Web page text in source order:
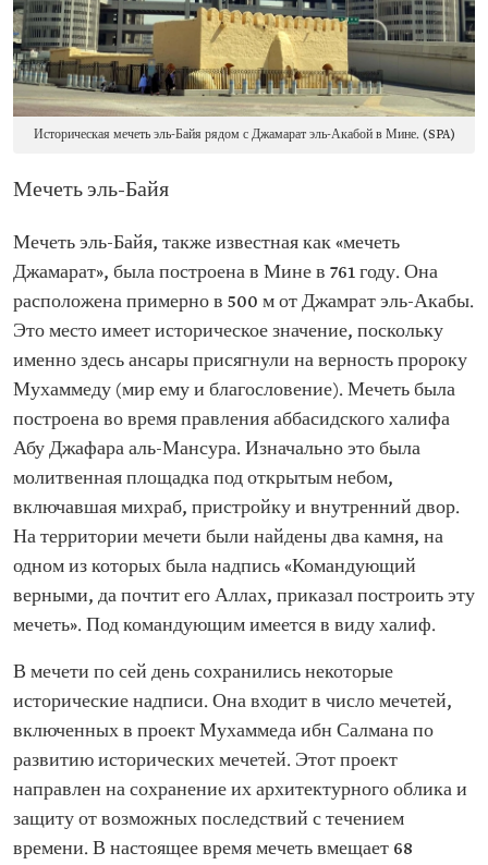
Историческая мечеть эль-Байя рядом с Джамарат эль-Акабой в Мине. (SPA)
Мечеть эль-Байя
Мечеть эль-Байя, также известная как «мечеть
Джамарат», была построена в Мине в 761 году. Она
расположена примерно в 500 м от Джамрат эль-Акабы.
Это место имеет историческое значение, поскольку
именно здесь ансары присягнули на верность пророку
Мухаммеду (мир ему и благословение). Мечеть была
построена во время правления аббасидского халифа
Абу Джафара аль-Мансура. Изначально это была
молитвенная площадка под открытым небом,
включавшая михраб, пристройку и внутренний двор.
На территории мечети были найдены два камня, на
одном из которых была надпись «Командующий
верными, да почтит его Аллах, приказал построить эту
мечеть». Под командующим имеется в виду халиф.
В мечети по сей день сохранились некоторые
исторические надписи. Она входит в число мечетей,
включенных в проект Мухаммеда ибн Салмана по
развитию исторических мечетей. Этот проект
направлен на сохранение их архитектурного облика и
защиту от возможных последствий с течением
времени. В настоящее время мечеть вмещает 68